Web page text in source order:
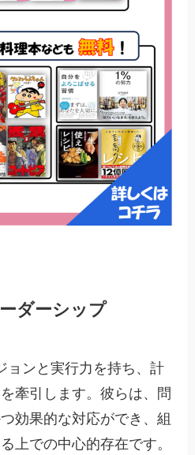
ダーシップ
ョンと実行力を持ち、計
牽引します。彼らは、問
効果的な対応ができ、組
上での中心的存在です。